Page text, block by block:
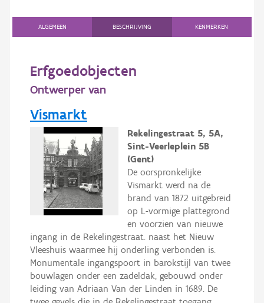
Downloads
Hergebruik
Aanmelden
ALGEMEEN BESCHRIJVING KENMERKEN
Erfgoedobjecten
Ontwerper van
Vismarkt
Rekelingestraat 5, 5A,
Sint-Veerleplein 5B
(Gent)
De oorspronkelijke
Vismarkt werd na de
brand van 1872 uitgebreid
op L-vormige plattegrond
en voorzien van nieuwe
ingang in de Rekelingestraat. naast het Nieuw
Vleeshuis waarmee hij onderling verbonden is.
Monumentale ingangspoort in barokstijl van twee
bouwlagen onder een zadeldak, gebouwd onder
leiding van Adriaan Van der Linden in 1689. De